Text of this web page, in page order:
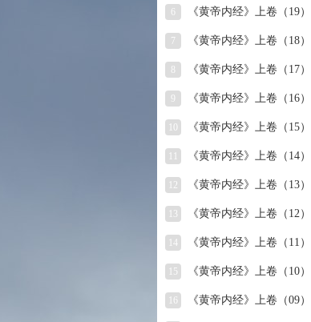
6 《黄帝内经》上卷（19）素问篇
7 《黄帝内经》上卷（18）素问篇
《黄帝内经》上卷（17）素问篇
9 《黄帝内经》上卷（16）素问篇
《黄帝内经》上卷（15）素问篇
《黄帝内经》上卷（14）素问篇
12 《黄帝内经》上卷（13）素问篇
13 《黄帝内经》上卷（12）素问篇
14 《黄帝内经》上卷（11）素问篇
15 《黄帝内经》上卷（10）素问
16 《黄帝内经》上卷（09）素问篇